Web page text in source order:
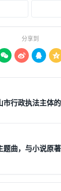
分享到
   
市行政执法主体
题曲，与小说原